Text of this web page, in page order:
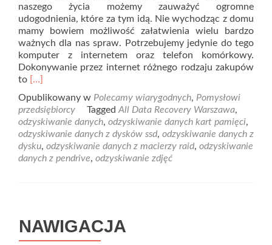
naszego życia możemy zauważyć ogromne
udogodnienia, które za tym idą. Nie wychodząc z domu
mamy bowiem możliwość załatwienia wielu bardzo
ważnych dla nas spraw. Potrzebujemy jedynie do tego
komputer z internetem oraz telefon komórkowy.
Dokonywanie przez internet różnego rodzaju zakupów
to Read
about
Odzyskiwanie
utraconych
zdjęć
z
różnego
[…]
Opublikowany w Polecamy wiarygodnych, Pomysłowi
przedsiębiorcy
Tagged All Data Recovery Warszawa,
odzyskiwanie danych, odzyskiwanie danych kart pamięci,
odzyskiwanie danych z dysków ssd, odzyskiwanie danych z
dysku, odzyskiwanie danych z macierzy raid, odzyskiwanie
danych z pendrive, odzyskiwanie zdjęć
NAWIGACJA